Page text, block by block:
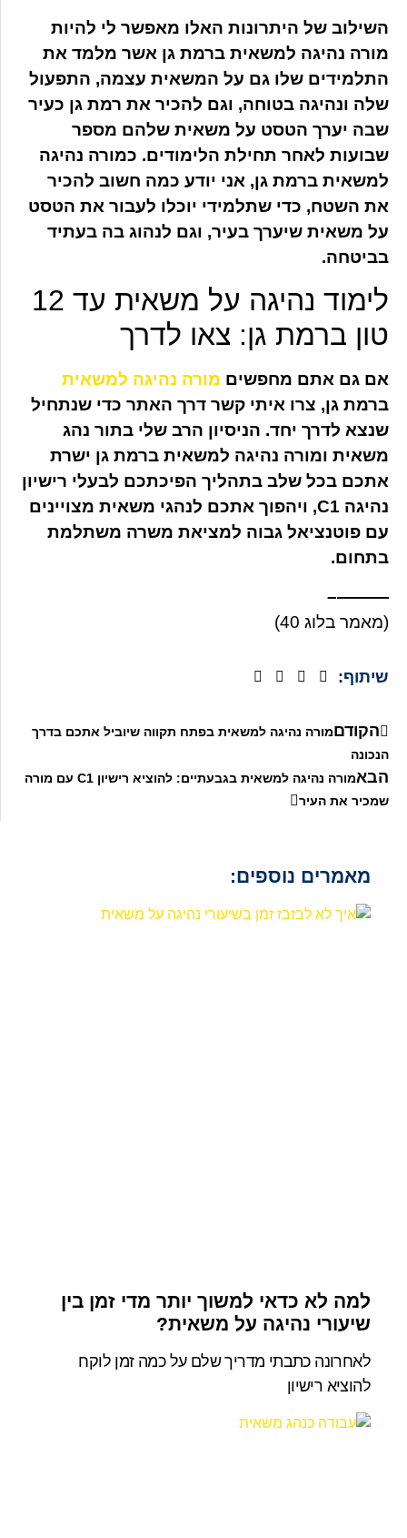
השילוב של היתרונות האלו מאפשר לי להיות
מורה נהיגה למשאית ברמת גן אשר מלמד את
התלמידים שלו גם על המשאית עצמה, התפעול
שלה ונהיגה בטוחה, וגם להכיר את רמת גן כעיר
שבה יערך הטסט על משאית שלהם מספר
שבועות לאחר תחילת הלימודים. כמורה נהיגה
למשאית ברמת גן, אני יודע כמה חשוב להכיר
את השטח, כדי שתלמידי יוכלו לעבור את הטסט
על משאית שיערך בעיר, וגם לנהוג בה בעתיד
בביטחה.
לימוד נהיגה על משאית עד 12
טון ברמת גן: צאו לדרך
אם גם אתם מחפשים מורה נהיגה למשאית
ברמת גן, צרו איתי קשר דרך האתר כדי שנתחיל
שנצא לדרך יחד. הניסיון הרב שלי בתור נהג
משאית ומורה נהיגה למשאית ברמת גן ישרת
אתכם בכל שלב בתהליך הפיכתכם לבעלי רישיון
נהיגה C1, ויהפוך אתכם לנהגי משאית מצויינים
עם פוטנציאל גבוה למציאת משרה משתלמת
בתחום.
———–
(מאמר בלוג 40)
שיתוף:
הקודםמורה נהיגה למשאית בפתח תקווה שיוביל אתכם בדרך
הנכונה
הבא
מורה נהיגה למשאית בגבעתיים: להוציא רישיון C1 עם מורה
שמכיר את העיר
מאמרים נוספים:
למה לא כדאי למשוך יותר מדי זמן בין
שיעורי נהיגה על משאית?
לאחרונה כתבתי מדריך שלם על כמה זמן לוקח
להוציא רישיון